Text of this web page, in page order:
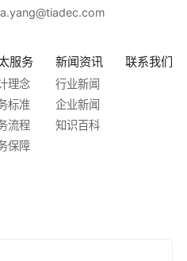
服务
理念
标准
流程
保障
新闻资讯
行业新闻
企业新闻
知识百科
联系我们